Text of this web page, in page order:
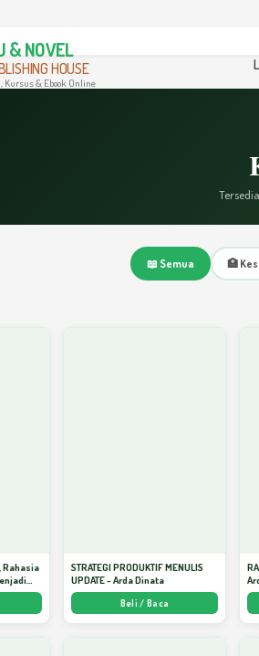
& NOVEL
HOUSE
Kursus & Ebook Online
📖 Semua 🏥
Rahasia
dari
STRATEGI PRODUKTIF MENULIS
UPDATE - Arda Dinata
Beli / Baca